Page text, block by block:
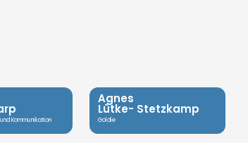
Kommunikation
Agnes
Lütke- Stetzkamp
Goldie